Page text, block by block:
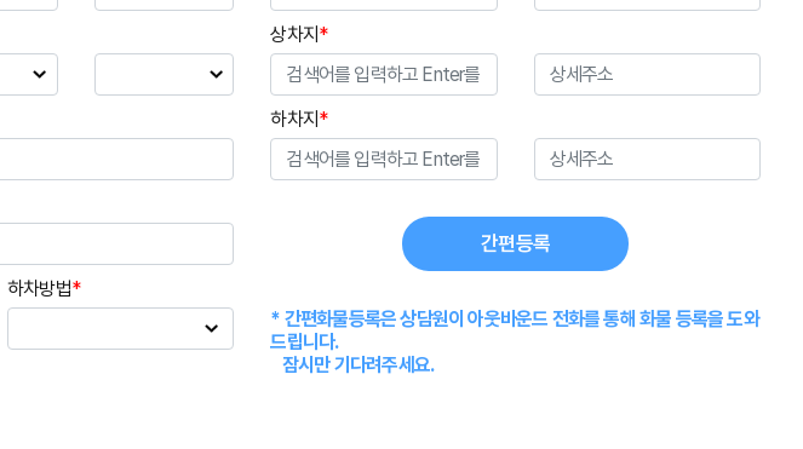
하차방법*
상차지*
하차지*
간편등록
* 간편화물등록은 상담원이 아웃바운드 전화를 통해 화물 등록을 도와
드립니다.
잠시만 기다려주세요.